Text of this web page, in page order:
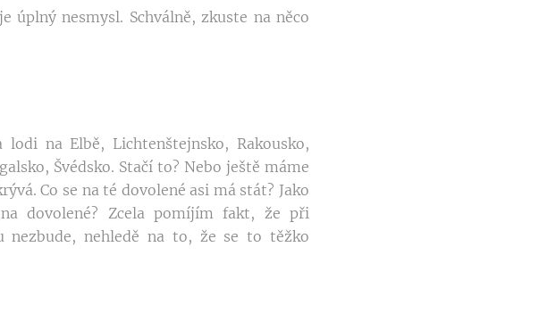
úplný nesmysl. Schválně, zkuste na něco
na Elbě, Lichtenštejnsko, Rakousko,
Švédsko. Stačí to? Nebo ještě máme
Co se na té dovolené asi má stát? Jako
dovolené? Zcela pomíjím fakt, že při
nezbude, nehledě na to, že se to těžko